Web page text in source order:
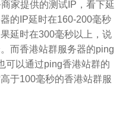
家提供的测试IP，看下延
的IP延时在160-200毫秒
延时在300毫秒以上，说
而香港站群服务器的ping
可以通过ping香港站群的
于100毫秒的香港站群服